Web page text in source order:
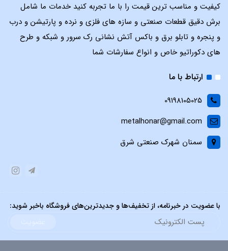
کیفیت و مناسب ترین قیمت را با ما تجربه کنید خدمات ما شامل
برش دقیق قطعات صنعتی و سازه های فلزی و نرده و پارتیشن و درب
و پنجره و تابلو برق و باکس آتش نشانی رک سرور و شبکه و طرح
های دکوراتیو خاص و انواع سفارشات شما
ارتباط با ما
09198105025
metalhonar@gmail.com
سمنان شهرک صنعتی شرق
با عضویت در خبرنامه، از تخفیف‌ها و جدیدترین‌های فروشگاه باخبر شوید: